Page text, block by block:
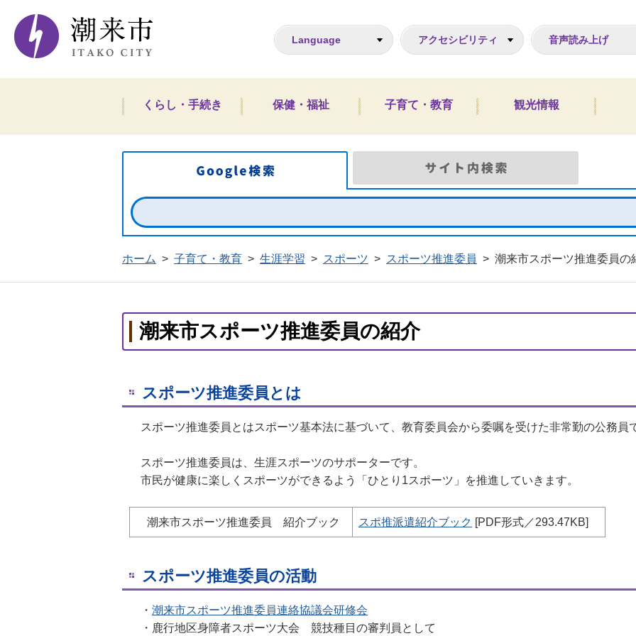
潮来市ホームページ
Language アクセシビリティ 音声読み上げ
くらし・手続き 保健・福祉 子育て・教育 観光情報
Google検索
ホーム > 子育て・教育 > 生涯学習 > スポーツ > スポーツ推進委員 > 潮来市スポーツ推進委員の
潮来市スポーツ推進委員の紹介
スポーツ推進委員とは
スポーツ推進委員とはスポーツ基本法に基づいて、教育委員会から委嘱を受けた非常勤の公務員
スポーツ推進委員は、生涯スポーツのサポーターです。
市民が健康に楽しくスポーツができるよう「ひとり1スポーツ」を推進していきます。
潮来市スポーツ推進委員 紹介ブック スポ推派遣紹介ブック [PDF形式／293.47KB]
スポーツ推進委員の活動
・ 潮来市スポーツ推進委員連絡協議会研修会
・鹿行地区身障者スポーツ大会 競技種目の審判員として